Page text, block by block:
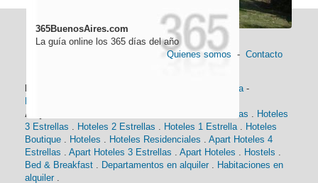
365BuenosAires.com
La guía online los 365 días del año
Quienes somos - Contacto
Información general: Historia -
Distancias
Alojamiento:
Hoteles 4 Estrellas
Hoteles
3 Estrellas
Hoteles 2 Estrellas Hoteles 1 Estrella
Hoteles
Boutique
Hoteles Hoteles Residenciales
Apart Hoteles 4
Estrellas
Apart Hoteles 3 Estrellas Apart Hoteles Hostels
Bed & Breakfast
Departamentos en alquiler
Habitaciones en
alquiler